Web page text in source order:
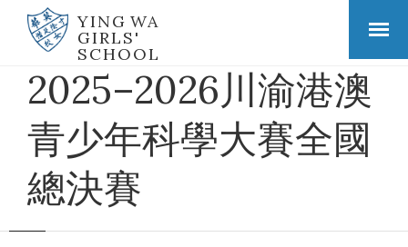
YING WA
GIRLS'
SCHOOL
2025–2026川渝港澳
青少年科學大賽全國
總決賽